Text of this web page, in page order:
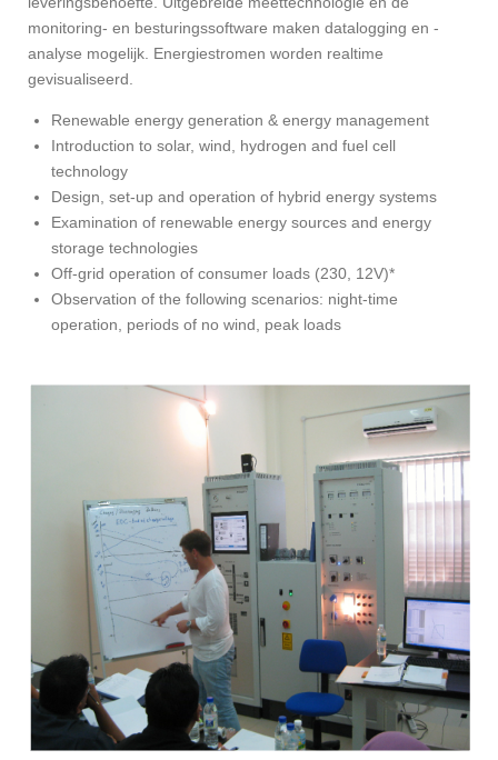
monitoring- en besturingssoftware maken datalogging en -
analyse mogelijk. Energiestromen worden realtime
gevisualiseerd.
Renewable energy generation & energy management
Introduction to solar, wind, hydrogen and fuel cell
technology
Design, set-up and operation of hybrid energy systems
Examination of renewable energy sources and energy
storage technologies
Off-grid operation of consumer loads (230, 12V)*
Observation of the following scenarios: night-time
operation, periods of no wind, peak loads